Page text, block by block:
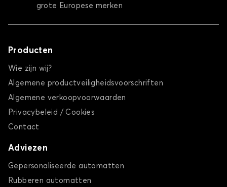
grote Europese merken
Producten
Wie zijn wij?
Algemene productveiligheidsvoorschriften
Algemene verkoopvoorwaarden
Privacybeleid / Cookies
Contact
Adviezen
Gepersonaliseerde automatten
Rubberen automatten